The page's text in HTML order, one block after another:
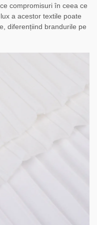
compromisuri în ceea ce
a acestor textile poate
diferențiind brandurile pe